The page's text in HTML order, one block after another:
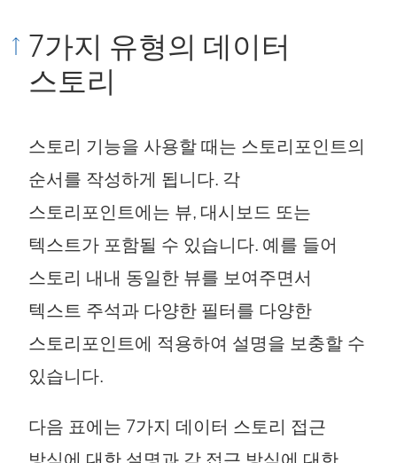
7가지 유형의 데이터
스토리
스토리 기능을 사용할 때는 스토리포인트의
순서를 작성하게 됩니다. 각
스토리포인트에는 뷰, 대시보드 또는
텍스트가 포함될 수 있습니다. 예를 들어
스토리 내내 동일한 뷰를 보여주면서
텍스트 주석과 다양한 필터를 다양한
스토리포인트에 적용하여 설명을 보충할 수
있습니다.
다음 표에는 7가지 데이터 스토리 접근